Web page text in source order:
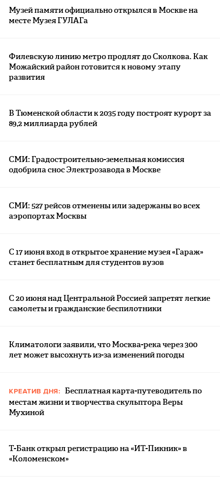
Музей памяти официально открылся в Москве на
месте Музея ГУЛАГа
Филевскую линию метро продлят до Сколкова. Как
Можайский район готовится к новому этапу
развития
В Тюменской области к 2035 году построят курорт за
89,2 миллиарда рублей
СМИ: Градостроительно-земельная комиссия
одобрила снос Электрозавода в Москве
СМИ: 527 рейсов отменены или задержаны во всех
аэропортах Москвы
С 17 июня вход в открытое хранение музея «Гараж»
станет бесплатным для студентов вузов
С 20 июня над Центральной Россией запретят легкие
самолеты и гражданские беспилотники
Климатологи заявили, что Москва-река через 300
лет может высохнуть из-за изменений погоды
КРЕАТИВ ДНЯ: Бесплатная карта-путеводитель по
местам жизни и творчества скульптора Веры
Мухиной
Т-Банк открыл регистрацию на «ИТ-Пикник» в
«Коломенском»